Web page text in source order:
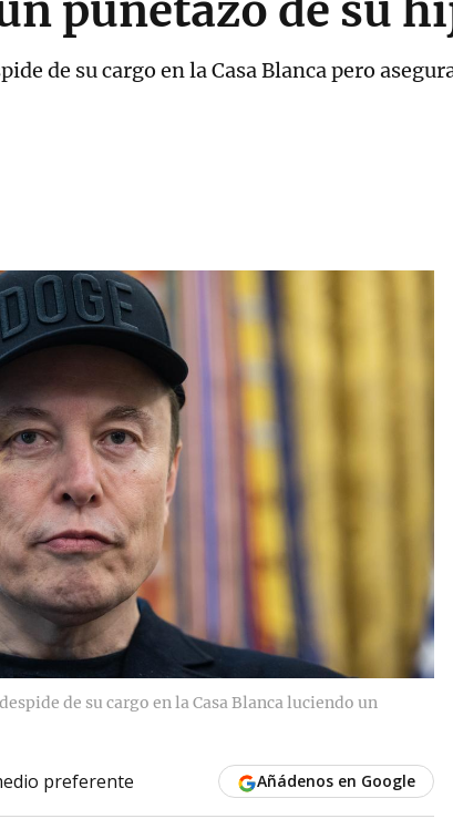
puñetazo de su
de su cargo en la Casa Blanca pero
de su cargo en la Casa Blanca luciendo un
preferente Añádenos en Google